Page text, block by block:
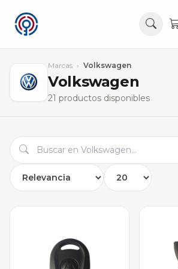
Marcas › Volkswagen
Volkswagen
21 productos disponibles